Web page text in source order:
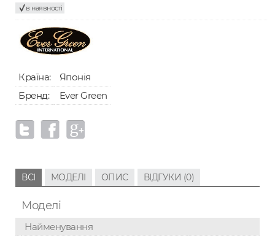
в наявності
Країна:
Японія
Бренд:
Ever Green
ВСІ МОДЕЛІ ОПИС ВІДГУКИ (0)
Моделі
Найменування